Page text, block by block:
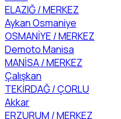
ELAZIĞ / MERKEZ
Aykan Osmaniye
OSMANİYE / MERKEZ
Demoto Manisa
MANİSA / MERKEZ
Çalışkan
TEKİRDAĞ / ÇORLU
Akkar
ERZURUM / MERKEZ